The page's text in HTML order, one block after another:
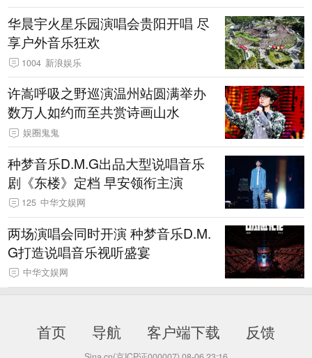
华晨宇火星乐园演唱会贵阳开唱 尽
享户外音乐狂欢
1004 新浪娱乐
许嵩呼吸之野巡演温州站圆满举办
数万人如约而至共赏诗画山水
娱圈鬼鬼
种梦音乐D.M.G出品大型说唱音乐
剧《东楼》定档 早安领衔主演
125 中华文娱网
两场演唱会同时开演 种梦音乐D.M.
G打造说唱音乐视听盛宴
中华文娱网
首页 导航 客户端下载 反馈